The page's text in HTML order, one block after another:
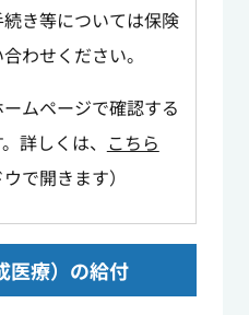
き等については保険
わせください。
ムページで確認する
詳しくは、 こちら
で開きます）
医療）の給付